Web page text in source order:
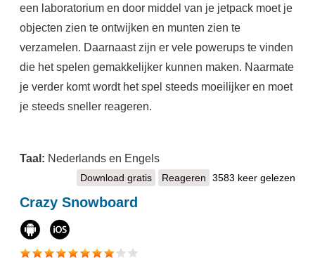
een laboratorium en door middel van je jetpack moet je
objecten zien te ontwijken en munten zien te
verzamelen. Daarnaast zijn er vele powerups te vinden
die het spelen gemakkelijker kunnen maken. Naarmate
je verder komt wordt het spel steeds moeilijker en moet
je steeds sneller reageren.
Taal: Nederlands en Engels
Download gratis Jetpack Joyride
Reageren 3583 keer gelezen
Crazy Snowboard